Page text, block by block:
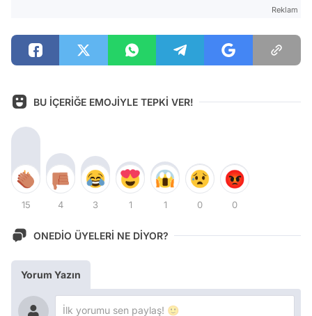
Reklam
BU İÇERİĞE EMOJİYLE TEPKİ VER!
15 4 3 1 1 0 0
ONEDİO ÜYELERİ NE DİYOR?
Yorum Yazın